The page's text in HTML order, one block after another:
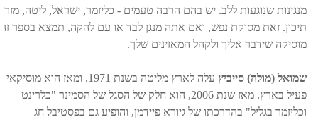
מנגינות שנוגעות ללב. יש בהם הרבה טעמים - כליזמר, ישראל, ליטה,
תיכון. זאת מסוקת נפש, ואם אתה מנגן לבד או עם להקה, תמצא בספר זה
מוסיקה שידבר אליך ולקהל המאזינים שלך.
שמואל (מולה) סייביץ
עלה לארץ מליטה בשנת 1971, ומאז הוא מוסיקאי
פעיל בארץ. מאז שנת 2006, הוא חלק של הסגל של הסמינר "כלרינט
וכליזמר בגליל" בהדרכתו של גיורא פיידמן, והופיע גם בפסטיבל חג